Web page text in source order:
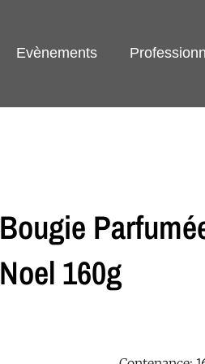
Evènements
Bougie
Noel 160g